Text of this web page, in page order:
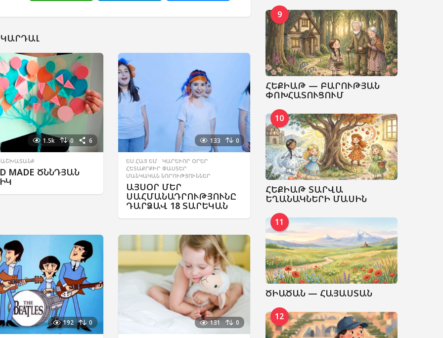
1.5k 0 6
ԱՇԽԱՏԱՆՔ
MADE ԾՆՆԴՅԱՆ
133 0
ԵՍ ՀԱՅ ԵՄ ,ԿԱՐԵՒՈՐ ՕՐԵՐ
ՀԵՏԱՔՐՔԻՐ ՓԱՍՏԵՐ
ՄԱՆԿԱԿԱՆ ՆՈՐՈՒԹՅՈՒՆՆԵՐ
ԱՅՍՕՐ ՄԵՐ
ՍԱՀՄԱՆԱԴՐՈՒԹՅՈՒՆԸ
ԴԱՐՁԱՎ 18 ՏԱՐԵԿԱՆ
192 0 131 0
9
ՀԵՔԻԱԹ — ԲԱՐՈՒԹՅԱՆ
ՓՈԽՀԱՏՈՒՑՈՒՄ
10
ՀԵՔԻԱԹ ՏԱՐՎԱ
ԵՂԱՆԱԿՆԵՐԻ ՄԱՍԻՆ
11
ԾԻԱԾԱՆ — ՀԱՅԱՍՏԱՆ
12